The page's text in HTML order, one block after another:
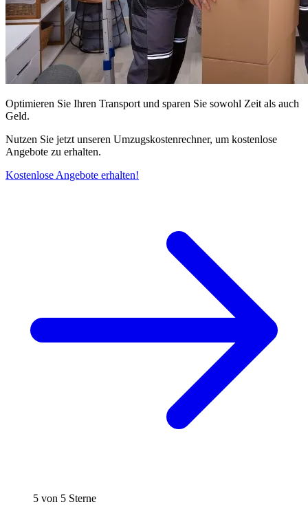
Optimieren Sie Ihren Transport und sparen Sie sowohl Zeit als auch
Geld.
Nutzen Sie jetzt unseren Umzugskostenrechner, um kostenlose
Angebote zu erhalten.
Kostenlose Angebote erhalten!
5 von 5 Sterne